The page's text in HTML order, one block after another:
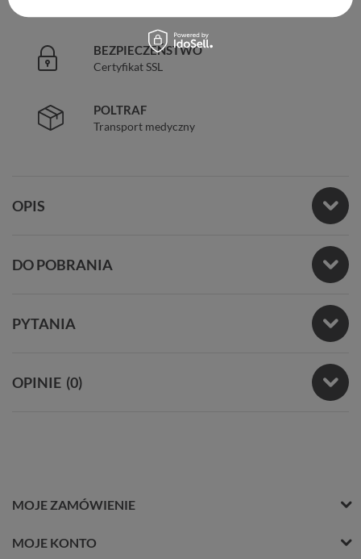
BEZPIECZEŃSTWO
Certyfikat SSL
POLTRAF
Transport medyczny
OPIS
DO POBRANIA
PYTANIA
OPINIE (0)
MOJE ZAMÓWIENIE
MOJE KONTO